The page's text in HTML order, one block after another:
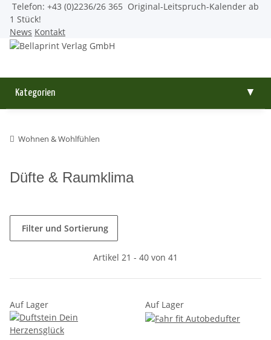
Telefon: +43 (0)2236/26 365 Original-Leitspruch-Kalender ab
1 Stück!
News Kontakt
Kategorien ▼
Wohnen & Wohlfühlen
Düfte & Raumklima
Filter und Sortierung
Artikel 21 - 40 von 41
Auf Lager Auf Lager